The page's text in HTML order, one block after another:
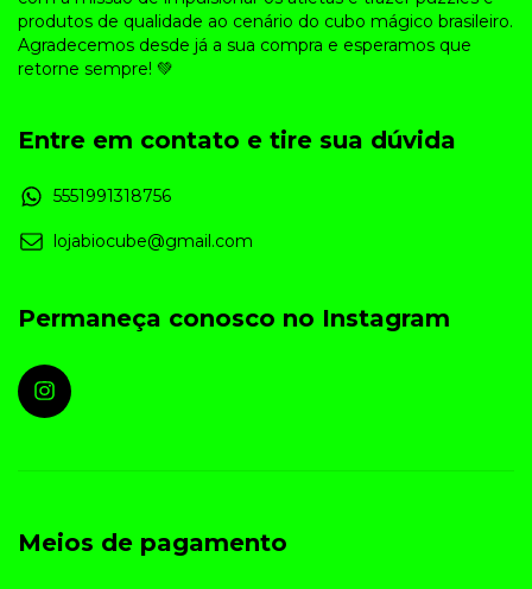
produtos de qualidade ao cenário do cubo mágico brasileiro.
Agradecemos desde já a sua compra e esperamos que
retorne sempre! 💚
Entre em contato e tire sua dúvida
5551991318756
lojabiocube@gmail.com
Permaneça conosco no Instagram
Meios de pagamento